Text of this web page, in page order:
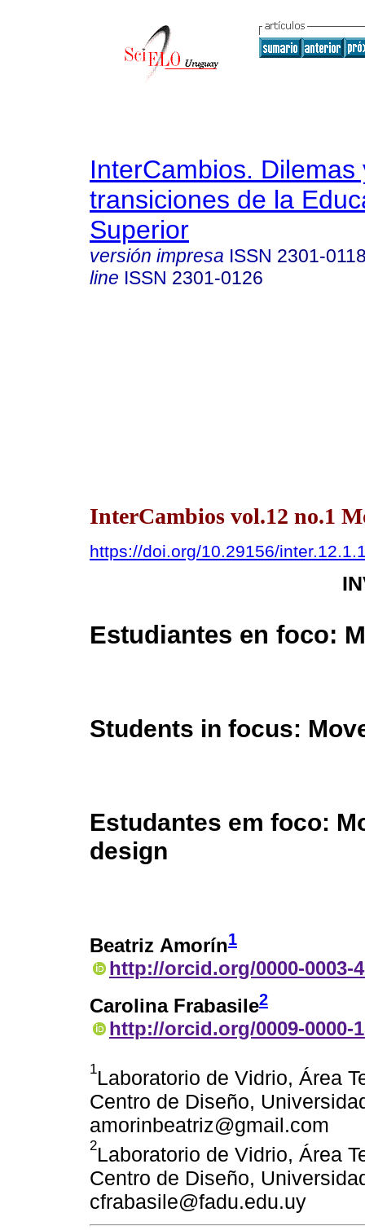
InterCambios. Dilemas
transiciones de la
Superior
versión impresa ISSN 2301-
line ISSN 2301-0126
InterCambios vol.12 no.1
https://doi.org/10.29156/
Estudiantes en foco:
Students in focus:
Estudantes em foco:
design
Beatriz Amorín1
http://orcid.org/0000-0003-
Carolina Frabasile2
http://orcid.org/0009-0000-
1Laboratorio de Vidrio, Área
Centro de Diseño,
amorinbeatriz@gmail.com
2Laboratorio de Vidrio, Área
Centro de Diseño,
cfrabasile@fadu.edu.uy